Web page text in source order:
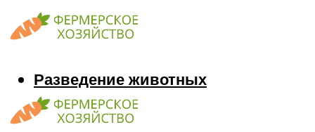
Разведение животных
Козы
Кони